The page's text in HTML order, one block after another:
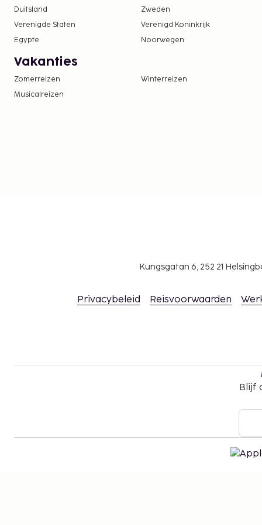
Duitsland
Zweden
Verenigde Staten
Verenigd Koninkrijk
Egypte
Noorwegen
Vakanties
Zomerreizen Winterreizen
Musicalreizen
Kungsgatan 6, 252 21
Privacybeleid Reisvoorwaarden
Blijf